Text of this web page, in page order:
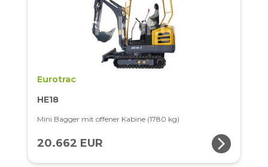
Eurotrac
HE18
Mini Bagger mit offener Kabine (1780 kg)
20.662 EUR arrow_forward_ios